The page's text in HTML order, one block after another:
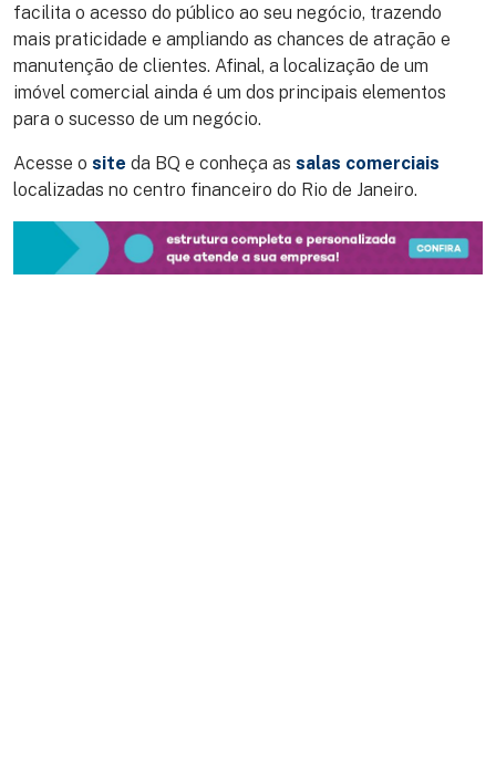
facilita o acesso do público ao seu negócio, trazendo
mais praticidade e ampliando as chances de atração e
manutenção de clientes. Afinal, a localização de um
imóvel comercial ainda é um dos principais elementos
para o sucesso de um negócio.
Acesse o site da BQ e conheça as salas comerciais
localizadas no centro financeiro do Rio de Janeiro.